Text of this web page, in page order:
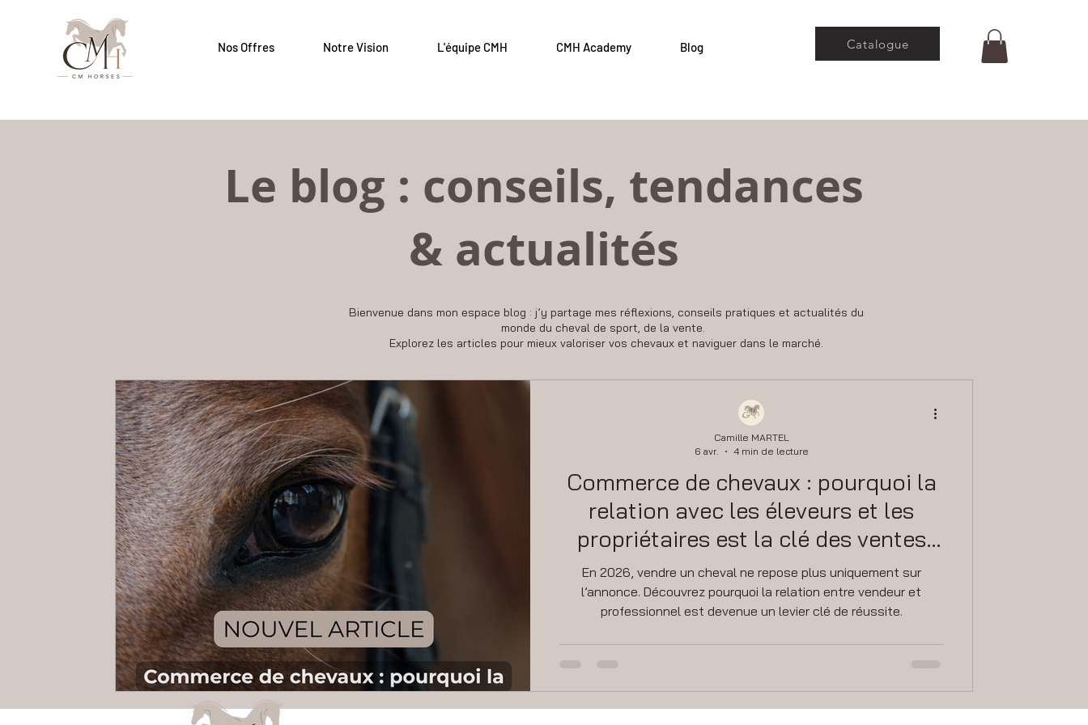
Nos Offres Notre Vision L'équipe CMH CMH Academy Blog Catalogue
Le blog : conseils, tendances
& actualités
Bienvenue dans mon espace blog : j’y partage mes réflexions, conseils pratiques et actualités du
monde du cheval de sport, de la vente.
Explorez les articles pour mieux valoriser vos chevaux et naviguer dans le marché.
Commerce de chevaux : pourquoi la
relation avec les éleveurs et les
propriétaires est la clé des ventes
réussies en 2026
En 2026, vendre un cheval ne repose plus uniquement sur
l’annonce. Découvrez pourquoi la relation entre vendeur et
professionnel est devenue un levier clé de réussite.
Camille MARTEL
6 avr.
4 min de lecture